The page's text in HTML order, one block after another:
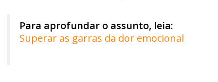
Para aprofundar o assunto, leia:
Superar as garras da dor emocional